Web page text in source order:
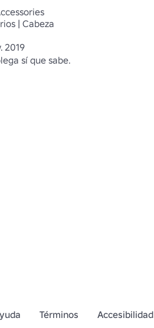
| Cabeza
2019
sí que sabe.
Términos Accesibilidad